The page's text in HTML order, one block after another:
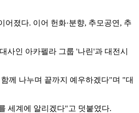
졌다. 이어 헌화·분향, 추모공연, 추
사인 아카펠라 그룹 '나린'과 대전시
께 나누며 끝까지 예우하겠다"며 "대
세계에 알리겠다"고 덧붙였다.